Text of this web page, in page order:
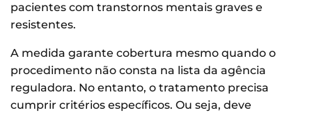
pacientes com transtornos mentais graves e
resistentes.
A medida garante cobertura mesmo quando o
procedimento não consta na lista da agência
reguladora. No entanto, o tratamento precisa
cumprir critérios específicos. Ou seja, deve